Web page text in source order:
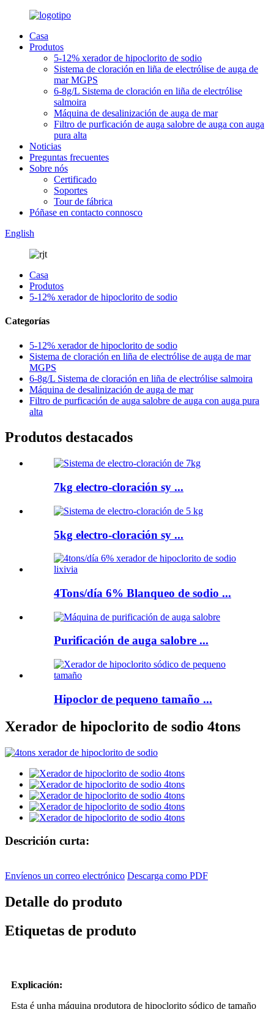
Casa
Produtos
5-12% xerador de hipoclorito de sodio
Sistema de cloración en liña de electrólise de auga de
mar MGPS
6-8g/L Sistema de cloración en liña de electrólise
salmoira
Máquina de desalinización de auga de mar
Filtro de purficación de auga salobre de auga con auga
pura alta
Noticias
Preguntas frecuentes
Sobre nós
Certificado
Soportes
Tour de fábrica
Póñase en contacto connosco
English
Casa
Produtos
5-12% xerador de hipoclorito de sodio
Categorías
5-12% xerador de hipoclorito de sodio
Sistema de cloración en liña de electrólise de auga de mar
MGPS
6-8g/L Sistema de cloración en liña de electrólise salmoira
Máquina de desalinización de auga de mar
Filtro de purficación de auga salobre de auga con auga pura
alta
Produtos destacados
7kg electro-cloración sy ...
5kg electro-cloración sy ...
4Tons/día 6% Blanqueo de sodio ...
Purificación de auga salobre ...
Hipoclor de pequeno tamaño ...
Xerador de hipoclorito de sodio 4tons
Descrición curta:
Envíenos un correo electrónico Descarga como PDF
Detalle do produto
Etiquetas de produto
Explicación:
Esta é unha máquina produtora de hipoclorito sódico de tamaño